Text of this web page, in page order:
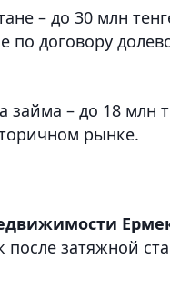
– до 30 млн
договору
– до 18 млн
рынке.
затяжной